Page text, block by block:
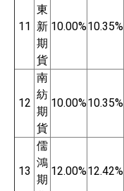
11
東
新
期
貨
10.00%10.35%
12
南
紡
期
貨
10.00%10.35%
13
儒
鴻
期
12.00%12.42%